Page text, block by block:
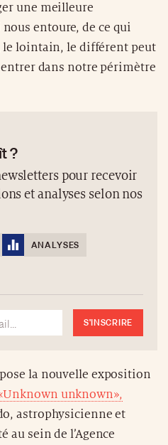
une meilleure
entoure, de ce qui
le lointain, le différent peut
dans notre périmètre
?
pour recevoir
et analyses selon nos
ANALYSES
S'INSCRIRE
la nouvelle exposition
unknown»,
astrophysicienne et
au sein de l’Agence